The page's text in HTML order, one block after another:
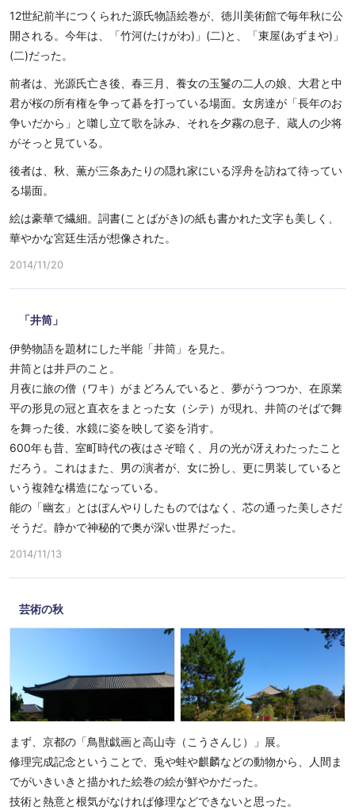
12世紀前半につくられた源氏物語絵巻が、徳川美術館で毎年秋に公
開される。今年は、「竹河(たけがわ)」(二)と、「東屋(あずまや)」
(二)だった。
前者は、光源氏亡き後、春三月、養女の玉鬘の二人の娘、大君と中
君が桜の所有権を争って碁を打っている場面。女房達が「長年のお
争いだから」と囃し立て歌を詠み、それを夕霧の息子、蔵人の少将
がそっと見ている。
後者は、秋、薫が三条あたりの隠れ家にいる浮舟を訪ねて待ってい
る場面。
絵は豪華で繊細。詞書(ことばがき)の紙も書かれた文字も美しく、
華やかな宮廷生活が想像された。
2014/11/20
「井筒」
伊勢物語を題材にした半能「井筒」を見た。
井筒とは井戸のこと。
月夜に旅の僧（ワキ）がまどろんでいると、夢がうつつか、在原業
平の形見の冠と直衣をまとった女（シテ）が現れ、井筒のそばで舞
を舞った後、水鏡に姿を映して姿を消す。
600年も昔、室町時代の夜はさぞ暗く、月の光が冴えわたったこと
だろう。これはまた、男の演者が、女に扮し、更に男装していると
いう複雑な構造になっている。
能の「幽玄」とはぼんやりしたものではなく、芯の通った美しさだ
そうだ。静かで神秘的で奥が深い世界だった。
2014/11/13
芸術の秋
まず、京都の「鳥獣戯画と高山寺（こうさんじ）」展。
修理完成記念ということで、兎や蛙や麒麟などの動物から、人間ま
でがいきいきと描かれた絵巻の絵が鮮やかだった。
技術と熱意と根気がなければ修理などできないと思った。